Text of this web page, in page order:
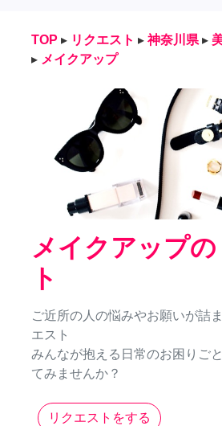
TOP ▸ リクエスト ▸ 神奈川県 ▸
▸ メイクアップ
メイクアップ
ト
ご近所の人の悩みやお願いが詰
エスト
みんなが抱える日常のお困りご
てみませんか？
リクエストをする